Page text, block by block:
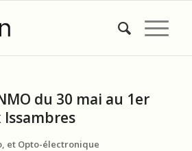
du 30 mai au 1er
Issambres
et Opto-électronique